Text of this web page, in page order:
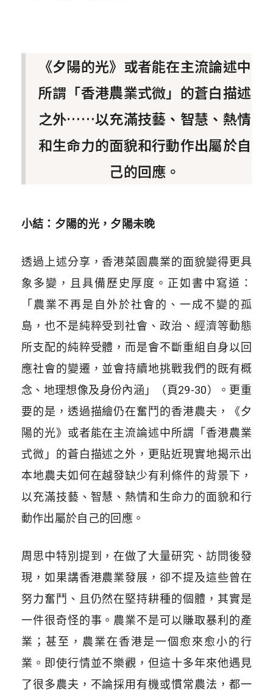
《夕陽的光》或者能在主流論述中
所謂「香港農業式微」的蒼白描述
之外……以充滿技藝、智慧、熱情
和生命力的面貌和行動作出屬於自
己的回應。
小結：夕陽的光，夕陽未晚
透過上述分享，香港菜園農業的面貌變得更具
象多變，且具備歷史厚度。正如書中寫道：
「農業不再是自外於社會的、一成不變的孤
島，也不是純粹受到社會、政治、經濟等動態
所支配的純粹受體，而是會不斷重組自身以回
應社會的變遷，並會持續地挑戰我們的既有概
念、地理想像及身份內涵」（頁29-30）。更重
要的是，透過描繪仍在奮鬥的香港農夫，《夕
陽的光》或者能在主流論述中所謂「香港農業
式微」的蒼白描述之外，更貼近現實地揭示出
本地農夫如何在越發缺少有利條件的背景下，
以充滿技藝、智慧、熱情和生命力的面貌和行
動作出屬於自己的回應。
周思中特別提到，在做了大量研究、訪問後發
現，如果講香港農業發展，卻不提及這些曾在
努力奮鬥、且仍然在堅持耕種的個體，其實是
一件很奇怪的事。農業不是可以賺取暴利的產
業；甚至，農業在香港是一個愈來愈小的行
業。即使行情並不樂觀，但這十多年來他遇見
了很多農夫，不論採用有機或慣常農法，都一